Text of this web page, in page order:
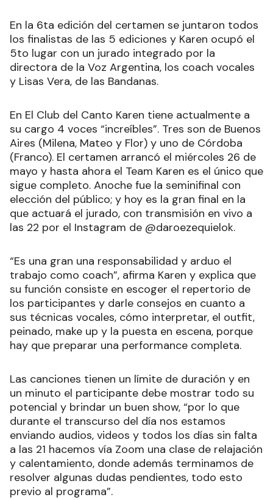
En la 6ta edición del certamen se juntaron todos
los finalistas de las 5 ediciones y Karen ocupó el
5to lugar con un jurado integrado por la
directora de la Voz Argentina, los coach vocales
y Lisas Vera, de las Bandanas.
En El Club del Canto Karen tiene actualmente a
su cargo 4 voces “increíbles”. Tres son de Buenos
Aires (Milena, Mateo y Flor) y uno de Córdoba
(Franco). El certamen arrancó el miércoles 26 de
mayo y hasta ahora el Team Karen es el único que
sigue completo. Anoche fue la seminifinal con
elección del público; y hoy es la gran final en la
que actuará el jurado, con transmisión en vivo a
las 22 por el Instagram de @daroezequielok.
“Es una gran una responsabilidad y arduo el
trabajo como coach”, afirma Karen y explica que
su función consiste en escoger el repertorio de
los participantes y darle consejos en cuanto a
sus técnicas vocales, cómo interpretar, el outfit,
peinado, make up y la puesta en escena, porque
hay que preparar una performance completa.
Las canciones tienen un límite de duración y en
un minuto el participante debe mostrar todo su
potencial y brindar un buen show, “por lo que
durante el transcurso del día nos estamos
enviando audios, videos y todos los días sin falta
a las 21 hacemos vía Zoom una clase de relajación
y calentamiento, donde además terminamos de
resolver algunas dudas pendientes, todo esto
previo al programa”.